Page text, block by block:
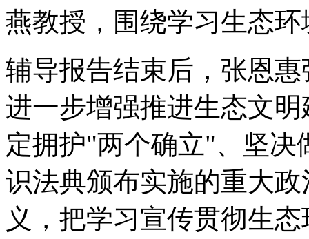
燕教授，围绕学习生态
辅导报告结束后，张恩
进一步增强推进生态文
定拥护"两个确立"、坚
识法典颁布实施的重大
义，把学习宣传贯彻生